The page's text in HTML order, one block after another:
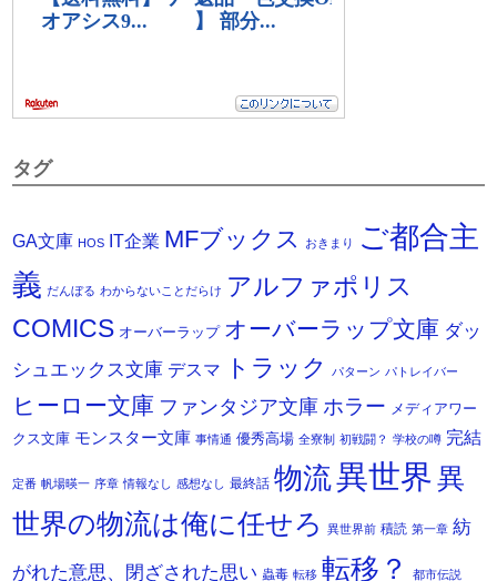
タグ
GA文庫 HOS IT企業 MFブックス おきまり
ご都合主
義 だんぼる わからないことだらけ アルファポリス
COMICS オーバーラップ オーバーラップ文庫 ダッ
シュエックス文庫 デスマ トラック パターン パトレイバー
ヒーロー文庫 ファンタジア文庫 ホラー メディアワー
クス文庫 モンスター文庫 事情通 優秀高場 全寮制 初戦闘？ 学校の噂 完結
定番 帆場暎一 序章 情報なし 感想なし 最終話 物流異世界異
世界の物流は俺に任せろ
異世界前 積読 第一章 紡
がれた意思、閉ざされた思い 蟲毒 転移 転移？ 都市伝説